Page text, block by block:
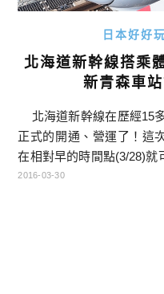
日本好好
北海道新幹線搭乘
新青森車
北海道新幹線在歷經15
正式的開通、營運了！這
在相對早的時間點(3/28)
道新幹線新的H5系車輛，
2016-03-30